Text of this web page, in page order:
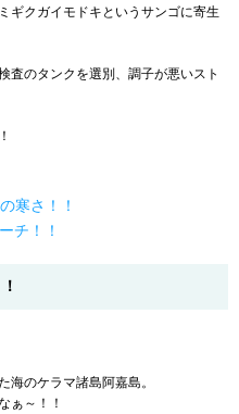
ギクガイモドキというサンゴに寄生
査のタンクを選別、調子が悪いスト
寒さ！！
チ！！
海のケラマ諸島阿嘉島。
ぁ～！！